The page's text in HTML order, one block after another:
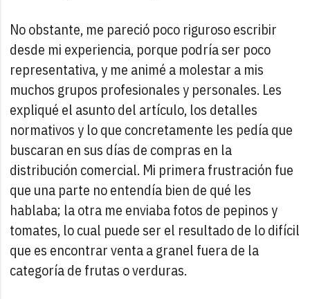
No obstante, me pareció poco riguroso escribir
desde mi experiencia, porque podría ser poco
representativa, y me animé a molestar a mis
muchos grupos profesionales y personales. Les
expliqué el asunto del artículo, los detalles
normativos y lo que concretamente les pedía que
buscaran en sus días de compras en la
distribución comercial. Mi primera frustración fue
que una parte no entendía bien de qué les
hablaba; la otra me enviaba fotos de pepinos y
tomates, lo cual puede ser el resultado de lo difícil
que es encontrar venta a granel fuera de la
categoría de frutas o verduras.